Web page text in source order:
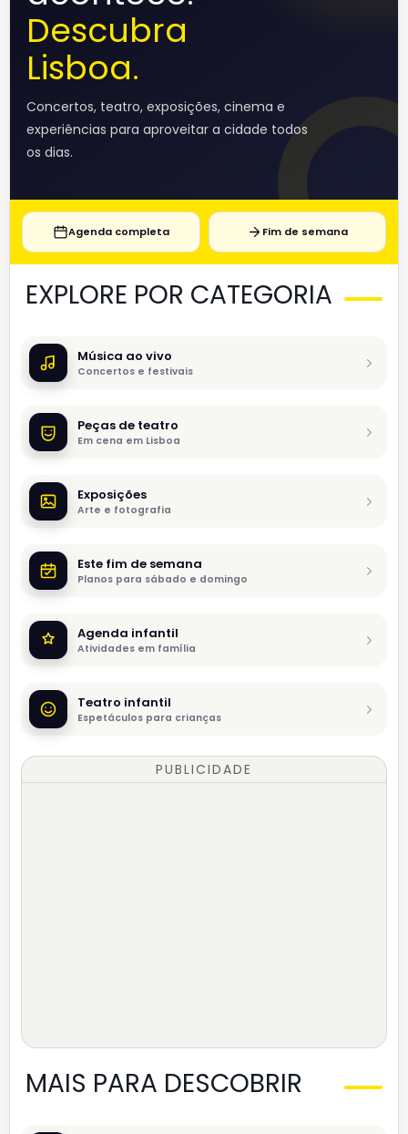
Descubra
Lisboa.
Concertos, teatro, exposições, cinema e
experiências para aproveitar a cidade todos
os dias.
Agenda completa Fim de semana
EXPLORE POR CATEGORIA
Música ao vivo
Concertos e festivais
Peças de teatro
Em cena em Lisboa
Exposições
Arte e fotografia
Este fim de semana
Planos para sábado e domingo
Agenda infantil
Atividades em família
Teatro infantil
Espetáculos para crianças
PUBLICIDADE
MAIS PARA DESCOBRIR